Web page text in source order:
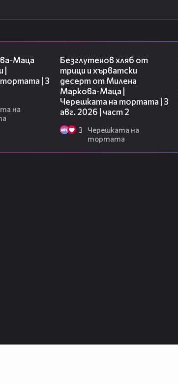
Маца
| 3
на
Безглутенов хляб от
трици и хърватски
десерт от Милена
Маркова-Маца |
Черешката на тортата | 3
авг. 2026 | част 2
3
Черешката на
тортата